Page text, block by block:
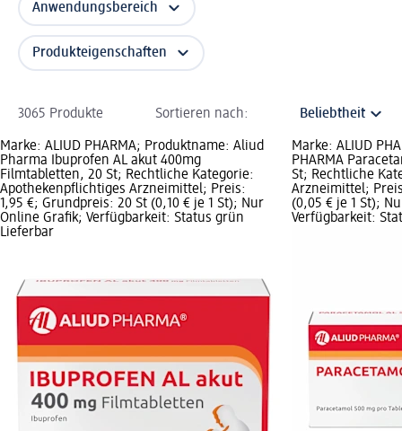
Anwendungsbereich
Produkteigenschaften
3065 Produkte Sortieren nach:
Marke: ALIUD PHARMA; Produktname: Aliud
Pharma Ibuprofen AL akut 400mg
Filmtabletten, 20 St; Rechtliche Kategorie:
Apothekenpflichtiges Arzneimittel; Preis:
1,95 €; Grundpreis: 20 St (0,10 € je 1 St); Nur
Online Grafik; Verfügbarkeit: Status grün
Lieferbar
Marke: ALIUD
PHARMA
St; Rechtliche
Arzneimittel;
(0,05 € je 1 St);
Verfügbarkeit: